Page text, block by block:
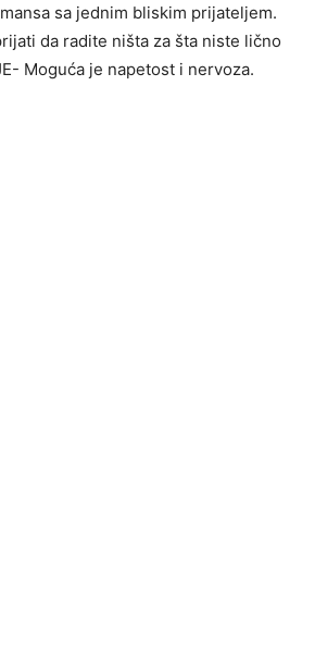
sa jednim bliskim prijateljem.
da radite ništa za šta niste lično
Moguća je napetost i nervoza.